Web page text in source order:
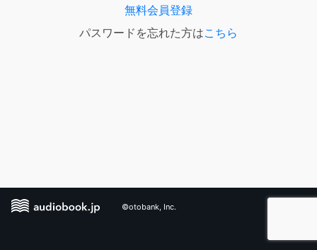
無料会員登録
パスワードを忘れた方はこちら
©otobank, Inc.